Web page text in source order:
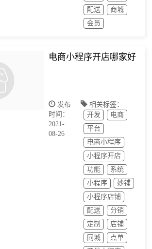
配送
商城
会员
电商小程序开店哪家好
发布
时间：
2021-
08-26
相关标签：
开发
电商
平台
电商小程序
小程序开店
功能
系统
小程序
妙铺
小程序店铺
配送
分销
定制
店铺
同城
点单